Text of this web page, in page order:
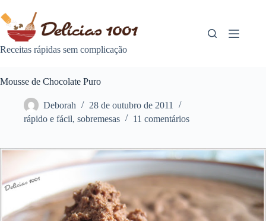
para
conteúdo
Receitas rápidas sem complicação
Mousse de Chocolate Puro
Deborah
28 de outubro de 2011
rápido e fácil, sobremesas 11 comentários